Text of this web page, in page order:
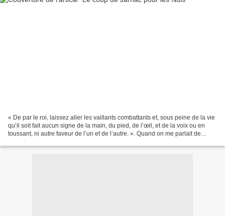
« De par le roi, laissez aller les vaillants combattants et, sous peine de la vie
qu’il soit fait aucun signe de la main, du pied, de l’œil, et de la voix ou en
toussant, ni autre faveur de l’un et de l’autre. ». Quand on me parlait de